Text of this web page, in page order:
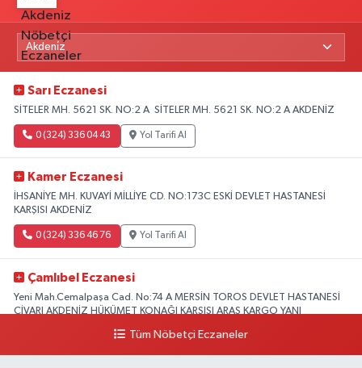
Sarı Eczanesi
SİTELER MH. 5621 SK. NO:2 A SİTELER MH. 5621 SK. NO:2 A AKDENİZ
0 (324) 336 04 43 Yol Tarifi Al
Kamer Eczanesi
İHSANİYE MH. KUVAYİ MİLLİYE CD. NO:173C ESKİ DEVLET HASTANESİ
KARŞISI AKDENİZ
0 (324) 336 46 76 Yol Tarifi Al
Çamlıbel Eczanesi
Yeni Mah.Cemalpaşa Cad. No:74 A MERSİN TOROS DEVLET HASTANESİ
CİVARI AKDENİZ HÜKÜMET KONAĞI KARŞISI ARAS KARGO YANI
Yol Tarifi Al
Tüm Nöbetçi Eczaneler